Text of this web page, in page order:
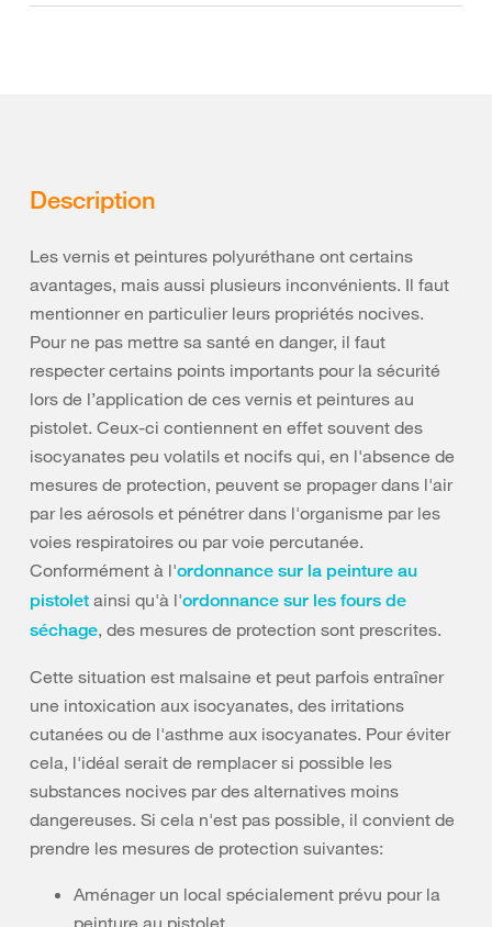
Description
Les vernis et peintures polyuréthane ont certains
avantages, mais aussi plusieurs inconvénients. Il faut
mentionner en particulier leurs propriétés nocives.
Pour ne pas mettre sa santé en danger, il faut
respecter certains points importants pour la sécurité
lors de l’application de ces vernis et peintures au
pistolet. Ceux-ci contiennent en effet souvent des
isocyanates peu volatils et nocifs qui, en l'absence de
mesures de protection, peuvent se propager dans l'air
par les aérosols et pénétrer dans l'organisme par les
voies respiratoires ou par voie percutanée.
Conformément à l'ordonnance sur la peinture au
pistolet ainsi qu'à l'ordonnance sur les fours de
séchage, des mesures de protection sont prescrites.
Cette situation est malsaine et peut parfois entraîner
une intoxication aux isocyanates, des irritations
cutanées ou de l'asthme aux isocyanates. Pour éviter
cela, l'idéal serait de remplacer si possible les
substances nocives par des alternatives moins
dangereuses. Si cela n'est pas possible, il convient de
prendre les mesures de protection suivantes:
Aménager un local spécialement prévu pour la
peinture au pistolet.